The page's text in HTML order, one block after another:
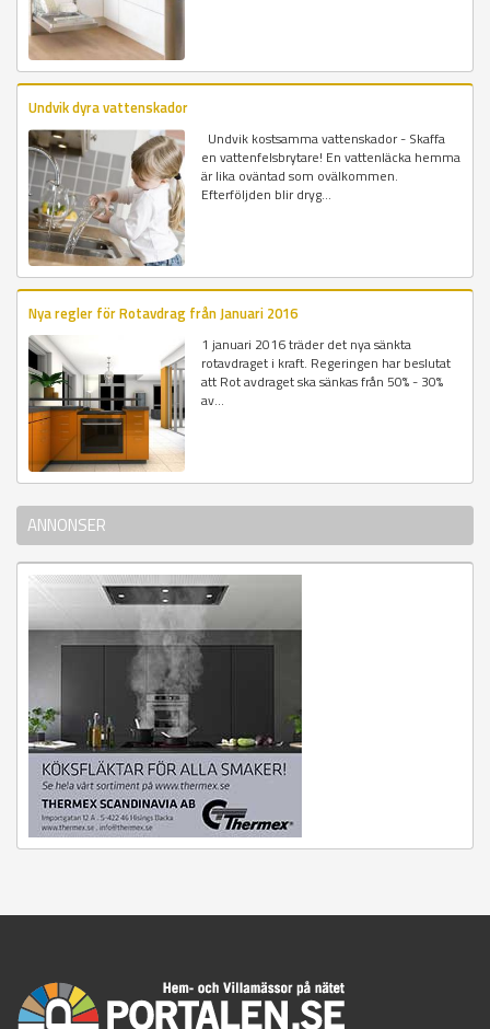
Undvik dyra vattenskador
Undvik kostsamma vattenskador - Skaffa
en vattenfelsbrytare! En vattenläcka hemma
är lika oväntad som ovälkommen.
Efterföljden blir dryg...
Nya regler för Rotavdrag från Januari 2016
1 januari 2016 träder det nya sänkta
rotavdraget i kraft. Regeringen har beslutat
att Rot avdraget ska sänkas från 50% - 30%
av...
ANNONSER